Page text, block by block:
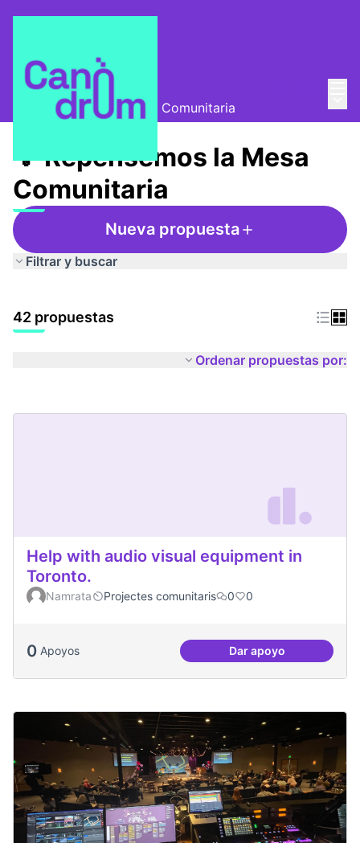
Mesa Comunitaria
💡 Repensemos la Mesa Comunitaria
💡 Repensemos la Mesa
Comunitaria
Nueva propuesta
Filtrar y buscar
42 propuestas
Ordenar propuestas por:
Help with audio visual equipment in
Toronto.
Namrata Projectes comunitaris 0 0
0 Apoyos Dar apoyoHelp with audio